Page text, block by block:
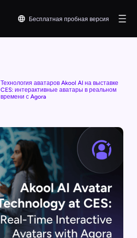
Бесплатная пробная версия
Технология аватаров Akool AI на выставке
CES: интерактивные аватары в реальном
времени с Agora